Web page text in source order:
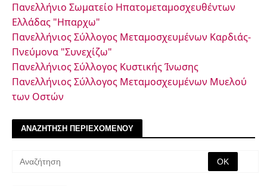
Πανελλήνιο Σωματείο Ηπατομεταμοσχευθέντων
Ελλάδας "Ηπαρχω"
Πανελλήνιος Σύλλογος Μεταμοσχευμένων Καρδιάς-
Πνεύμονα "Συνεχίζω"
Πανελλήνιος Σύλλογος Κυστικής Ίνωσης
Πανελλήνιος Σύλλογος Μεταμοσχευμένων Μυελού
των Οστών
ΑΝΑΖΗΤΗΣΗ ΠΕΡΙΕΧΟΜΕΝΟΥ